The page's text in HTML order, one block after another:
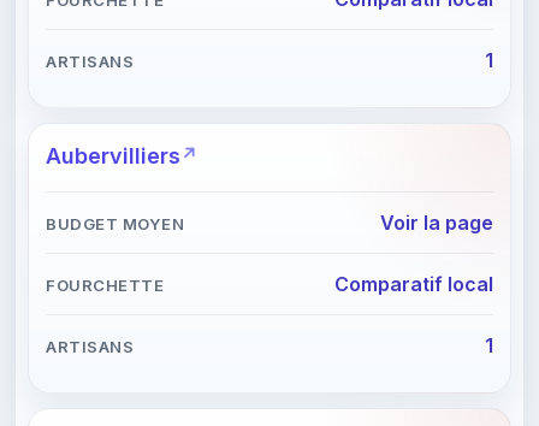
1
Aubervilliers
Voir la page
Comparatif local
1